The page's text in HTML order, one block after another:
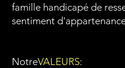
famille handicapé de
sentiment
NotreVALEURS: